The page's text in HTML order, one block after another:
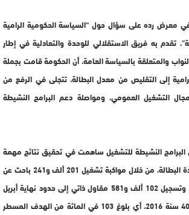
معرض رده على سؤال حول “السياسة الحكومية الرامية
تقدم به فريق الاستقلالي للوحدة والتعادلية في إطار
والمتعلقة بالسياسة العامة، أن الحكومة قامت بجملة
إلى التقليص من معدل البطالة، تتجلى في الرفع من
التشغيل العمومي، ومواصلة دعم البرامج النشيطة
النشيطة للتشغيل ساهمت في تحقيق نتائج مهمة
في مجال التخفيف من حدة البطالة، من خلال مواكبة تشغيل 201 ألف و241 باحث عن
شغل عبر برنامج “إدماج”، وتسجيل 102 ألف و581 مقاول ذاتي إلى حدود نهاية أبريل
2019، مقابل 32 ألف و400 سنة 2016، أي بلوغ 103 في المائة من الهدف المسطر